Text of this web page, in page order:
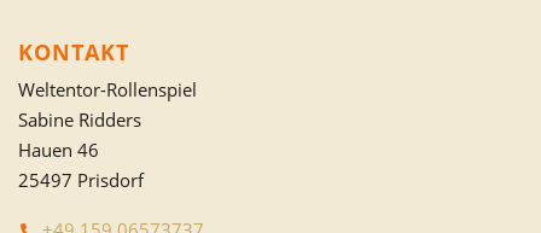
KONTAKT
Weltentor-Rollenspiel
Sabine Ridders
Hauen 46
25497 Prisdorf